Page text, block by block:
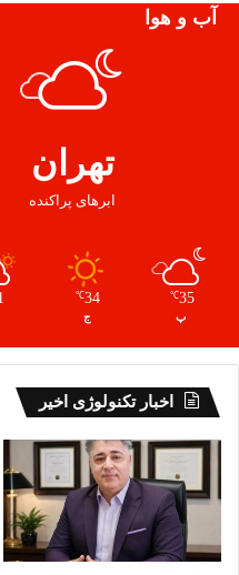
آب و هوا
تهران
ابرهای پراکنده
35
℃
پ
34
℃
ج
اخبار تکنولوژی اخیر